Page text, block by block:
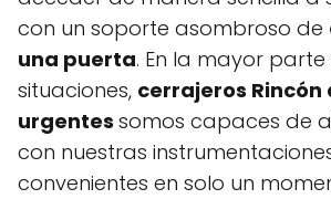
con un soporte asombroso de
una puerta. En la mayor
situaciones, cerrajeros Rincón
urgentes somos capaces de
con nuestras
convenientes en solo un